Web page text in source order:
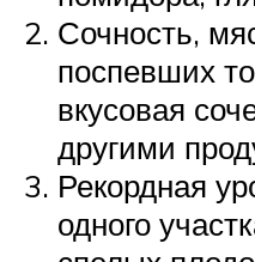
Сочность,
поспевших
вкусовая
другими
Рекордная
одного